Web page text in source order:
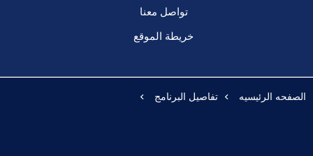
تواصل معنا
خريطة الموقع
الصفحه الرئيسيه تفاصيل البرنامج